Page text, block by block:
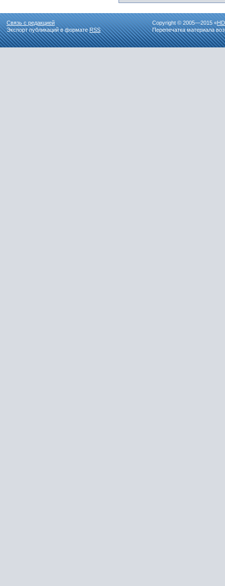
Связь с редакцией
Экспорт публикаций в форматеRSS
Copyright © 2005—2015 «
Перепечатка материала